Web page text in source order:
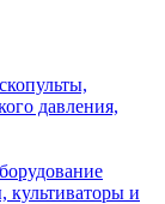
давления,
культиваторы и